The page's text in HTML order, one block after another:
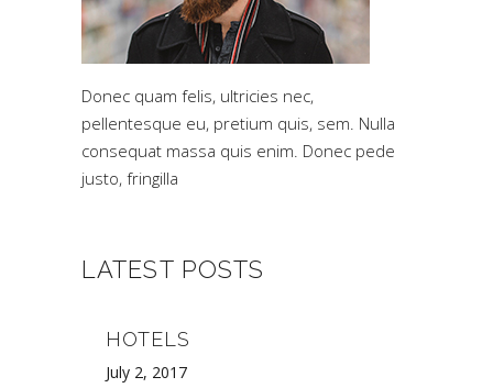
Donec quam felis, ultricies nec,
pellentesque eu, pretium quis, sem. Nulla
consequat massa quis enim. Donec pede
justo, fringilla
LATEST POSTS
HOTELS
July 2, 2017